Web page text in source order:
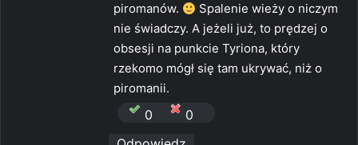
piromanów.
Spalenie wieży o niczym
nie świadczy. A jeżeli już, to prędzej o
obsesji na punkcie Tyriona, który
rzekomo mógł się tam ukrywać, niż o
piromanii.
0
0